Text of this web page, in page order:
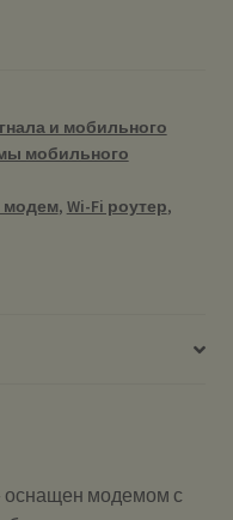
и мобильного
мобильного
модем, Wi-Fi роутер,
оснащен модемом с